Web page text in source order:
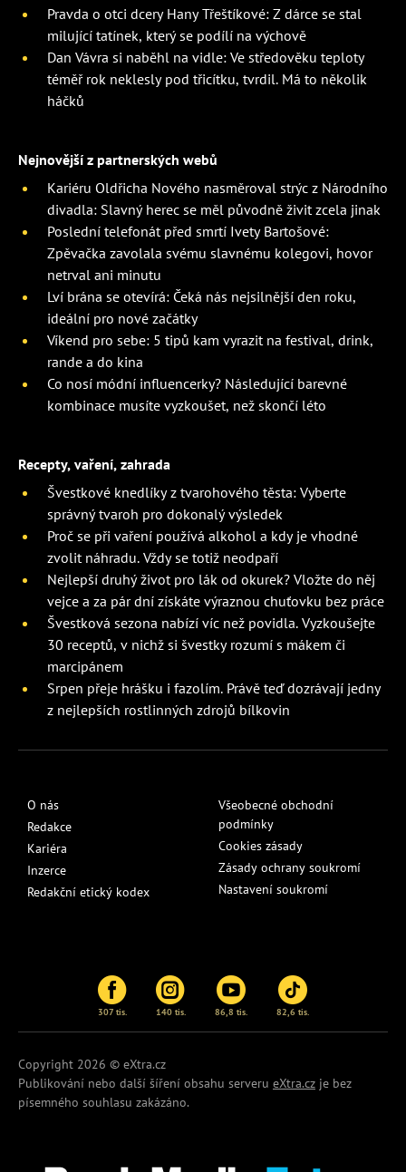
Pravda o otci dcery Hany Třeštíkové: Z dárce se stal
milující tatínek, který se podílí na výchově
Dan Vávra si naběhl na vidle: Ve středověku teploty
téměř rok neklesly pod třicítku, tvrdil. Má to několik
háčků
Nejnovější z partnerských webů
Kariéru Oldřicha Nového nasměroval strýc z Národního
divadla: Slavný herec se měl původně živit zcela jinak
Poslední telefonát před smrtí Ivety Bartošové:
Zpěvačka zavolala svému slavnému kolegovi, hovor
netrval ani minutu
Lví brána se otevírá: Čeká nás nejsilnější den roku,
ideální pro nové začátky
Víkend pro sebe: 5 tipů kam vyrazit na festival, drink,
rande a do kina
Co nosí módní influencerky? Následující barevné
kombinace musíte vyzkoušet, než skončí léto
Recepty, vaření, zahrada
Švestkové knedlíky z tvarohového těsta: Vyberte
správný tvaroh pro dokonalý výsledek
Proč se při vaření používá alkohol a kdy je vhodné
zvolit náhradu. Vždy se totiž neodpaří
Nejlepší druhý život pro lák od okurek? Vložte do něj
vejce a za pár dní získáte výraznou chuťovku bez práce
Švestková sezona nabízí víc než povidla. Vyzkoušejte
30 receptů, v nichž si švestky rozumí s mákem či
marcipánem
Srpen přeje hrášku i fazolím. Právě teď dozrávají jedny
z nejlepších rostlinných zdrojů bílkovin
O nás
Redakce
Kariéra
Inzerce
Redakční etický kodex
Všeobecné obchodní
podmínky
Cookies zásady
Zásady ochrany soukromí
Nastavení soukromí
307 tis. 140 tis. 86,8 tis. 82,6 tis.
Copyright 2026 © eXtra.cz
Publikování nebo další šíření obsahu serveru eXtra.cz je bez
písemného souhlasu zakázáno.